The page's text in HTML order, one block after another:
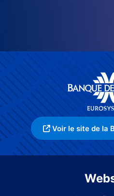
Voir le site de la